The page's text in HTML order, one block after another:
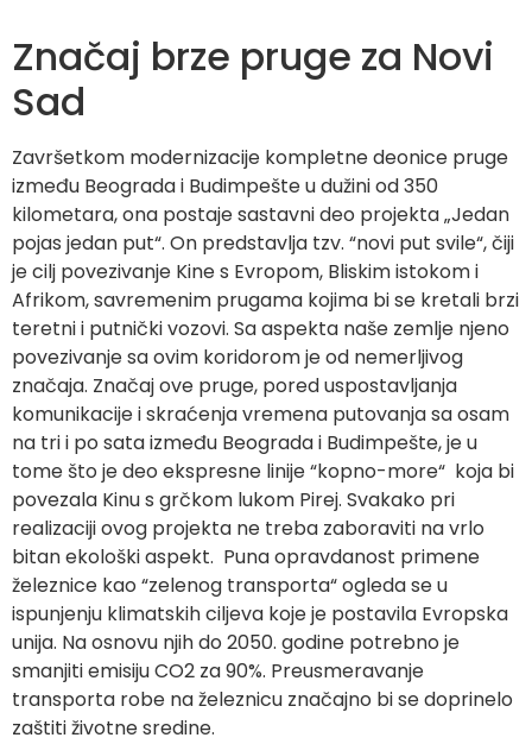
Značaj brze pruge za Novi
Sad
Završetkom modernizacije kompletne deonice pruge
između Beograda i Budimpešte u dužini od 350
kilometara, ona postaje sastavni deo projekta „Jedan
pojas jedan put“. On predstavlja tzv. “novi put svile“, čiji
je cilj povezivanje Kine s Evropom, Bliskim istokom i
Afrikom, savremenim prugama kojima bi se kretali brzi
teretni i putnički vozovi. Sa aspekta naše zemlje njeno
povezivanje sa ovim koridorom je od nemerljivog
značaja. Značaj ove pruge, pored uspostavljanja
komunikacije i skraćenja vremena putovanja sa osam
na tri i po sata između Beograda i Budimpešte, je u
tome što je deo ekspresne linije “kopno-more“ koja bi
povezala Kinu s grčkom lukom Pirej. Svakako pri
realizaciji ovog projekta ne treba zaboraviti na vrlo
bitan ekološki aspekt. Puna opravdanost primene
železnice kao “zelenog transporta“ ogleda se u
ispunjenju klimatskih ciljeva koje je postavila Evropska
unija. Na osnovu njih do 2050. godine potrebno je
smanjiti emisiju CO2 za 90%. Preusmeravanje
transporta robe na železnicu značajno bi se doprinelo
zaštiti životne sredine.